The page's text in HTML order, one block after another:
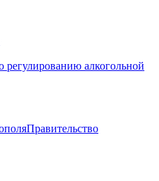
Правительство